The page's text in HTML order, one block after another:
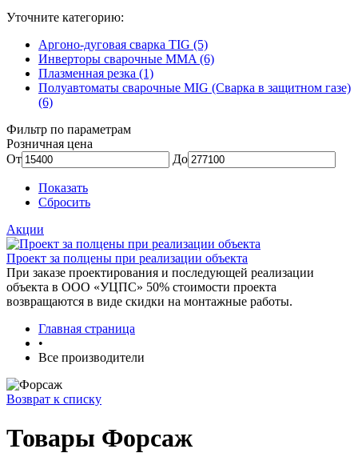
Уточните категорию:
Аргоно-дуговая сварка TIG (5)
Инверторы сварочные MMA (6)
Плазменная резка (1)
Полуавтоматы сварочные MIG (Сварка в защитном газе)
(6)
Фильтр по параметрам
Розничная цена
От
До
Показать
Сбросить
Акции
Проект за полцены при реализации объекта
При заказе проектирования и последующей реализации
объекта в ООО «УЦПС» 50% стоимости проекта
возвращаются в виде скидки на монтажные работы.
Главная страница
•
Все производители
Возврат к списку
Товары Форсаж